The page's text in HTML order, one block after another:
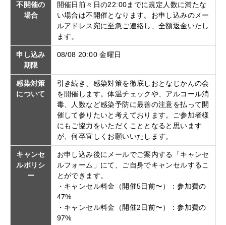
不開催の
場合
開催日前々日の22:00までに規定人数に満たな
い場合は不開催となります。お申し込みのメー
ルアドレス宛に至急ご連絡し、全額返金いたし
ます。
申し込み
期限
08/08 20:00 金曜日
感染対策
について
引き続き、感染対策を徹底しおとなじかんの会
を開催します。体温チェックや、アルコール消
毒、人数など感染予防に最善の注意を払って開
催して参りたいと考えております。ご参加者様
にもご協力をいただくこととなると思います
が、何卒宜しくお願いいたします。
キャンセ
ルポリシ
ー
お申し込み後にメールでご案内する「キャンセ
ルフォーム」にて、ご自身でキャンセルするこ
とができます。
・キャンセル料金（開催5日前〜）：参加費の
47%
・キャンセル料金（開催2日前〜）：参加費の
97%